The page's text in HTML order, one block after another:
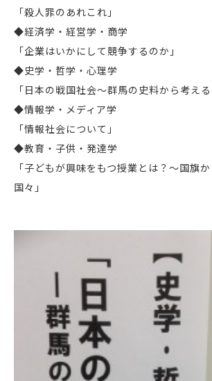
「殺人罪のあれこれ」
◆経済学・経営学・商学
「企業はいかにして競争するのか」
◆史学・哲学・心理学
「日本の戦国社会～群馬の史料から考える
◆情報学・メディア学
「情報社会について」
◆教育・子供・発達学
「子どもが興味をもつ授業とは？～国旗
国々」